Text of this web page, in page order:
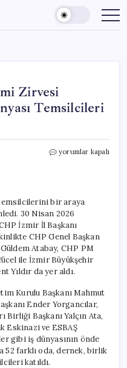
Zirvesi
Temsilcileri
CHP
İş
Dünyası
Temsilcileri
Bir
Araya
Geldi
için
yorumlar kapalı
bir araya
30 Nisan 2026
İzmir İl Başkanı
CHP Genel Başkan
Atabay, CHP PM
ile İzmir Büyükşehir
Yıldır da yer aldı.
Kurulu Başkanı Mahmut
Ender Yorgancılar,
Başkanı Yalçın Ata,
Eskinazi ve ESBAŞ
gibi iş dünyasının önde
farklı oda, dernek, birlik
katıldı.